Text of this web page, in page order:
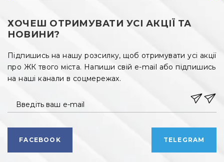
ХОЧЕШ ОТРИМУВАТИ УСІ АКЦІЇ ТА
НОВИНИ?
Підпишись на нашу розсилку, щоб отримувати усі акції
про ЖК твого міста. Напиши свій e-mail або підпишись
на наші канали в соцмережах.
Введіть ваш e-mail
FACEBOOK TELEGRAM